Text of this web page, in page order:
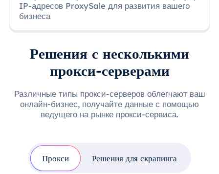
IP-адресов ProxySale для развития вашего
бизнеса
Решения с несколькими
прокси-серверами
Различные типы прокси-серверов облегчают ваш
онлайн-бизнес, получайте данные с помощью
ведущего на рынке прокси-сервиса.
Прокси Решения для скрапинга